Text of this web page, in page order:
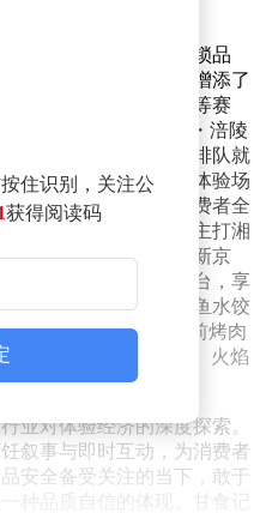
王”。
煲仔皇、甘食记等连锁品
开呈现，为平价快餐增添了
烧烤、火锅及地方菜等赛
例如，上海的叙山河・涪陵
前模式吸引大量顾客排队就
传味川菜，新增板前体验场
技法前置展示，让消费者全
出板前酉码等品牌，主打湘
黄牛肉等经典菜品。新京
前模式，顾客围坐吧台，享
演与花式调酒；船歌鱼水饺
现包现煮；蒋不腻板前烤肉
特色，厨师当面切肉、火焰
业对体验经济的深度探索。
叙事与即时互动，为消费者
安全备受关注的当下，敢于
种品质自信的体现。甘食记
住识别，关注公
获得阅读码